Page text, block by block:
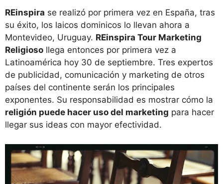
REinspira se realizó por primera vez en España, tras
su éxito, los laicos dominicos lo llevan ahora a
Montevideo, Uruguay. REinspira Tour Marketing
Religioso llega entonces por primera vez a
Latinoamérica hoy 30 de septiembre. Tres expertos
de publicidad, comunicación y marketing de otros
países del continente serán los principales
exponentes. Su responsabilidad es mostrar cómo la
religión puede hacer uso del marketing para hacer
llegar sus ideas con mayor efectividad.